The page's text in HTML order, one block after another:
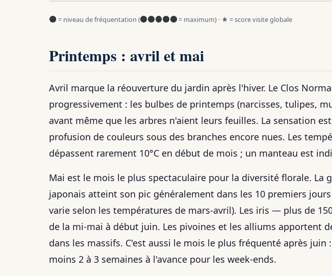
= niveau de fréquentation ( = maximum) · ★ = score visite globale
Printemps : avril et mai
Avril marque la réouverture du jardin après l'hiver. Le Clos
progressivement : les bulbes de printemps (narcisses, tulipes,
avant même que les arbres n'aient leurs feuilles. La sensation
profusion de couleurs sous des branches encore nues. Les
dépassent rarement 10°C en début de mois ; un manteau est
Mai est le mois le plus spectaculaire pour la diversité florale. La
japonais atteint son pic généralement dans les 10 premiers
varie selon les températures de mars-avril). Les iris — plus de
de la mi-mai à début juin. Les pivoines et les alliums apportent
dans les massifs. C'est aussi le mois le plus fréquenté après juin
moins 2 à 3 semaines à l'avance pour les week-ends.